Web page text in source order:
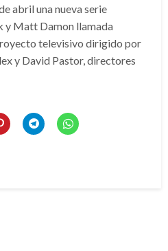
abril una nueva serie
y Matt Damon llamada
televisivo dirigido por
y David Pastor, directores